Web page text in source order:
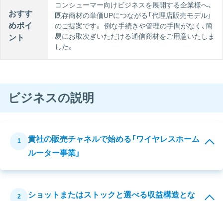
おすす
めポイ
ント
コンシューマー向けビジネスを展開する企業様へ、
既存商材の単価UPにつながる「代理店販売モデル」
のご提案です。 倒な⼿続きや管理の⼿間がなく、簡
易にお取次ぎいただける通信商材をご⽤意いたしま
した。
ビジネスの説明
1
貴社の販売チャネルで始める「ワイヤレスホーム
ルーター事業」
2
ショットまたはストックと選べる収益構造とな